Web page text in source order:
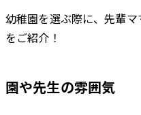
幼稚園を選ぶ際に、先輩
をご紹介！
園や先生の雰囲気